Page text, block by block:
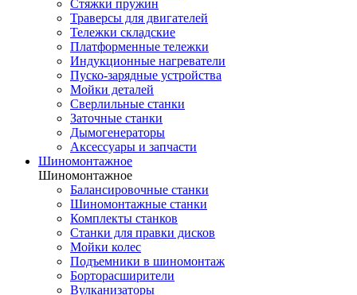
Стяжки пружин
Траверсы для двигателей
Тележки складские
Платформенные тележки
Индукционные нагреватели
Пуско-зарядные устройства
Мойки деталей
Сверлильные станки
Заточные станки
Дымогенераторы
Аксессуары и запчасти
Шиномонтажное
Шиномонтажное
Балансировочные станки
Шиномонтажные станки
Комплекты станков
Станки для правки дисков
Мойки колес
Подъемники в шиномонтаж
Борторасширители
Вулканизаторы